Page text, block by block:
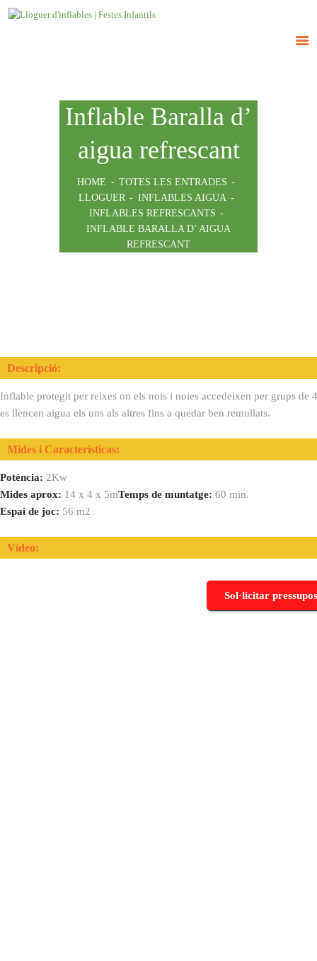
Inflable Baralla d’
aigua refrescant
HOME
TOTES LES ENTRADES
LLOGUER
INFLABLES AIGUA
INFLABLES REFRESCANTS
INFLABLE BARALLA D’ AIGUA
REFRESCANT
INICI
NOSALTRES
CONTACTE
Descripció:
Inflable protegit per reixes on els nois i noies accedeixen per grups de
es llencen aigua els uns als altres fins a quedar ben remullats.
Mides i Características:
Poténcia: 2Kw
Mides aprox: 14 x 4 x 5mTemps de muntatge: 60 min.
Espai de joc: 56 m2
Vídeo:
Sol·licitar